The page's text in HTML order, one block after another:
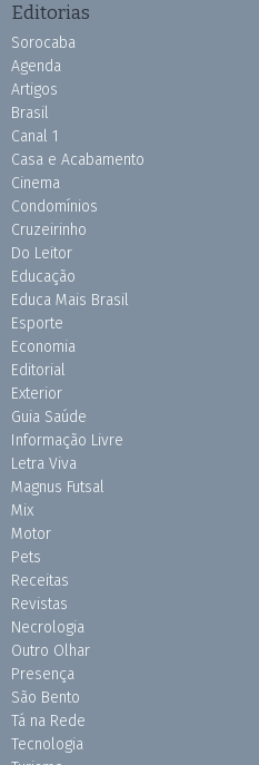
Editorias
Sorocaba
Agenda
Artigos
Brasil
Canal 1
Casa e Acabamento
Cinema
Condomínios
Cruzeirinho
Do Leitor
Educação
Educa Mais Brasil
Esporte
Economia
Editorial
Exterior
Guia Saúde
Informação Livre
Letra Viva
Magnus Futsal
Mix
Motor
Pets
Receitas
Revistas
Necrologia
Outro Olhar
Presença
São Bento
Tá na Rede
Tecnologia